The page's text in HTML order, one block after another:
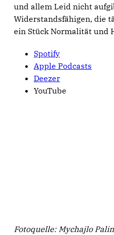
und allem Leid nicht
Widerstandsfähigen, die
ein Stück Normalität und
Spotify
Apple Podcasts
Deezer
YouTube
Fotoquelle: Mychajlo